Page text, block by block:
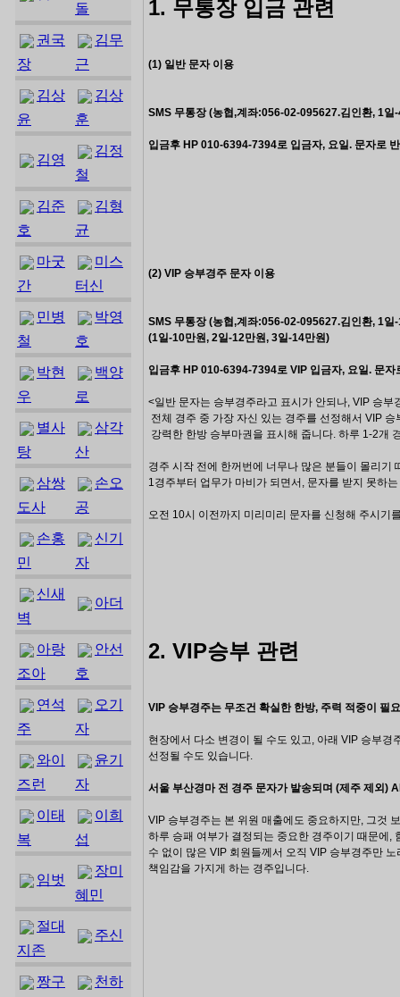
돌
권국
장
김무
근
김상
윤
김상
훈
김영
김정
철
김준
호
김형
균
마굿
간
미스
터신
민병
철
박영
호
박현
우
백양
로
별사
탕
삼각
산
삼쌍
도사
손오
공
손홍
민
신기
자
신새
벽
아더
아랑
조아
안선
호
연석
주
오기
자
와이
즈런
윤기
자
이태
복
이희
섭
임벗
장미
혜민
절대
지존
주신
짱구 천하
1. 무통장 입금 관련
(1) 일반 문자 이용
SMS 무통장 (농협,계좌:056-02-095627.김인환, 1일
입금후 HP 010-6394-7394로 입금자, 요일. 문자로
(2) VIP 승부경주 문자 이용
SMS 무통장 (농협,계좌:056-02-095627.김인환, 1일
(1일-10만원, 2일-12만원, 3일-14만원)
입금후 HP 010-6394-7394로 VIP 입금자, 요일. 문자
<일반 문자는 승부경주라고 표시가 안되나, VIP 승부
전체 경주 중 가장 자신 있는 경주를 선정해서 VIP 승
강력한 한방 승부마권을 표시해 줍니다. 하루 1-2개
경주 시작 전에 한꺼번에 너무나 많은 분들이 몰리기
1경주부터 업무가 마비가 되면서, 문자를 받지 못하
오전 10시 이전까지 미리미리 문자를 신청해 주시기
2. VIP승부 관련
VIP 승부경주는 무조건 확실한 한방, 주력 적중이 필
현장에서 다소 변경이 될 수도 있고, 아래 VIP 승부경
선정될 수도 있습니다.
서울 부산경마 전 경주 문자가 발송되며 (제주 제외)
VIP 승부경주는 본 위원 매출에도 중요하지만, 그것
하루 승패 여부가 결정되는 중요한 경주이기 때문에,
수 없이 많은 VIP 회원들께서 오직 VIP 승부경주만
책임감을 가지게 하는 경주입니다.